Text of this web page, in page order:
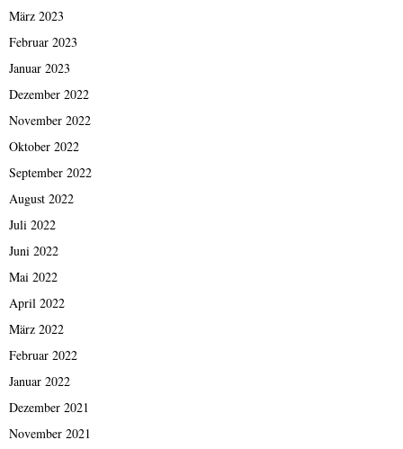
März 2023
Februar 2023
Januar 2023
Dezember 2022
November 2022
Oktober 2022
September 2022
August 2022
Juli 2022
Juni 2022
Mai 2022
April 2022
März 2022
Februar 2022
Januar 2022
Dezember 2021
November 2021